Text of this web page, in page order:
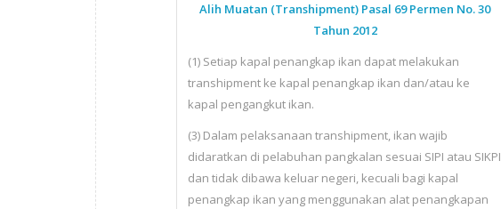
Alih Muatan (Transhipment) Pasal 69Permen No. 30
Tahun 2012
(1) Setiap kapal penangkap ikan dapat melakukan
transhipment ke kapal penangkap ikan dan/atau ke
kapal pengangkut ikan.
(3) Dalam pelaksanaan transhipment, ikan wajib
didaratkan di pelabuhan pangkalan sesuai SIPI atau SIKPI
dan tidak dibawa keluar negeri, kecuali bagi kapal
penangkap ikan yang menggunakan alat penangkapan